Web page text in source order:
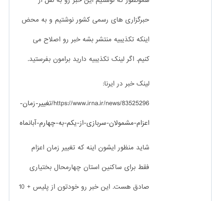
حبرگزاری های رسمی کشور نوشتیم و به محض
اینکه تکذیبیه منتشر بشه خبر رو اصلاح می
کنیم. اگر لینک تکذیبیه دارید برامون بفرستید.
لینک خبر در ایرنا:
https://www.irna.ir/news/83525296/تغییر-زمان-
اعزام-مشمولان-سربازی-از-یکم-به-چهارم-آبانماه
شاید منظور ایشون اینه که تغییر زمان اعزام
فقط برای ساکنین استان چهارمحال بختیاری
صادق هست. این خبر رو خودتون از پلیس + 10